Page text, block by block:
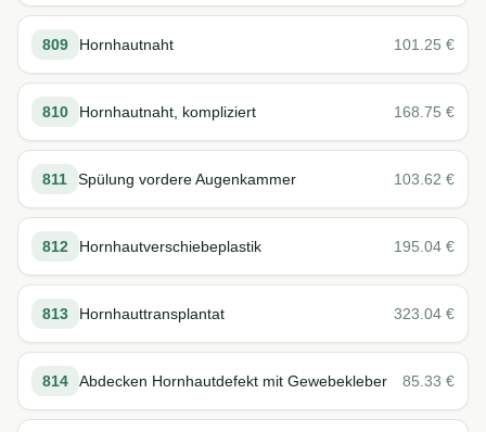
809 Hornhautnaht 101.25 €
810 Hornhautnaht, kompliziert 168.75 €
811 Spülung vordere Augenkammer 103.62 €
812 Hornhautverschiebeplastik 195.04 €
813 Hornhauttransplantat 323.04 €
814 Abdecken Hornhautdefekt mit Gewebekleber 85.33 €